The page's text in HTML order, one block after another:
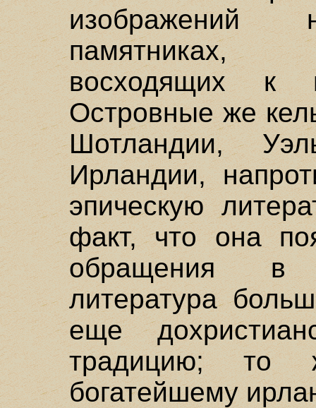
изображений
памятниках,
восходящих к
Островные же
Шотландии,
Ирландии,
эпическую
факт, что она
обращения в
литература
еще
традицию; то
богатейшему